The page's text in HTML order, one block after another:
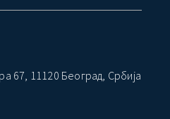
67, 11120 Београд, Србија